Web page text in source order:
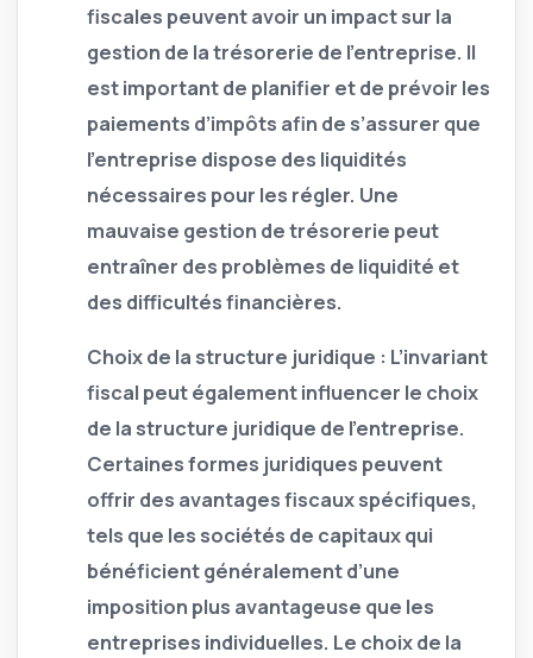
fiscales peuvent avoir un impact sur la
gestion de la trésorerie de l’entreprise. Il
est important de planifier et de prévoir les
paiements d’impôts afin de s’assurer que
l’entreprise dispose des liquidités
nécessaires pour les régler. Une
mauvaise gestion de trésorerie peut
entraîner des problèmes de liquidité et
des difficultés financières.
Choix de la structure juridique : L’invariant
fiscal peut également influencer le choix
de la structure juridique de l’entreprise.
Certaines formes juridiques peuvent
offrir des avantages fiscaux spécifiques,
tels que les sociétés de capitaux qui
bénéficient généralement d’une
imposition plus avantageuse que les
entreprises individuelles. Le choix de la